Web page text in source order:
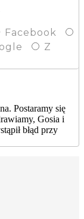
Facebook
Z
Postaramy się
Gosia i
błąd przy